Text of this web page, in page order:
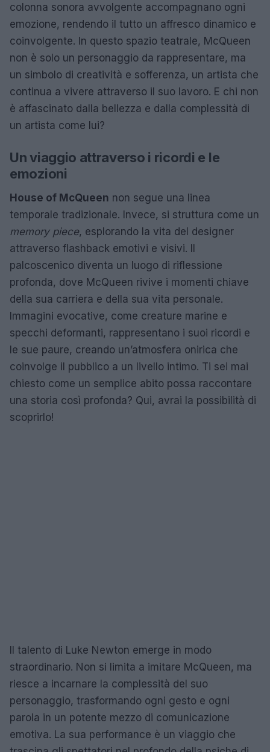
colonna sonora avvolgente accompagnano ogni
emozione, rendendo il tutto un affresco dinamico e
coinvolgente. In questo spazio teatrale, McQueen
non è solo un personaggio da rappresentare, ma
un simbolo di creatività e sofferenza, un artista che
continua a vivere attraverso il suo lavoro. E chi non
è affascinato dalla bellezza e dalla complessità di
un artista come lui?
Un viaggio attraverso i ricordi e le
emozioni
House of McQueen non segue una linea
temporale tradizionale. Invece, si struttura come un
memory piece, esplorando la vita del designer
attraverso flashback emotivi e visivi. Il
palcoscenico diventa un luogo di riflessione
profonda, dove McQueen rivive i momenti chiave
della sua carriera e della sua vita personale.
Immagini evocative, come creature marine e
specchi deformanti, rappresentano i suoi ricordi e
le sue paure, creando un’atmosfera onirica che
coinvolge il pubblico a un livello intimo. Ti sei mai
chiesto come un semplice abito possa raccontare
una storia così profonda? Qui, avrai la possibilità di
scoprirlo!
Il talento di Luke Newton emerge in modo
straordinario. Non si limita a imitare McQueen, ma
riesce a incarnare la complessità del suo
personaggio, trasformando ogni gesto e ogni
parola in un potente mezzo di comunicazione
emotiva. La sua performance è un viaggio che